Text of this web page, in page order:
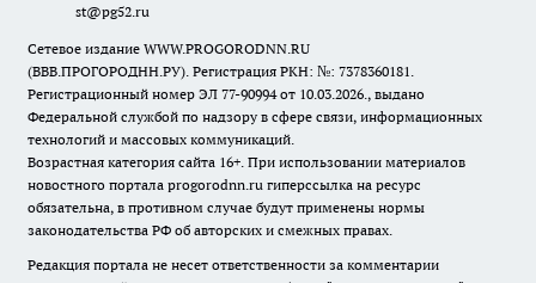
st@pg52.ru
Сетевое издание WWW.PROGORODNN.RU
(ВВВ.ПРОГОРОДНН.РУ). Регистрация РКН: №: 7378360181.
Регистрационный номер ЭЛ 77-90994 от 10.03.2026., выдано
Федеральной службой по надзору в сфере связи, информационных
технологий и массовых коммуникаций.
Возрастная категория сайта 16+. При использовании материалов
новостного портала progorodnn.ru гиперссылка на ресурс
обязательна, в противном случае будут применены нормы
законодательства РФ об авторских и смежных правах.
Редакция портала не несет ответственности за комментарии